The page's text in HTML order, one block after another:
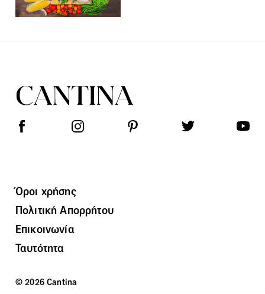
Όροι χρήσης
Πολιτική Απορρήτου
Επικοινωνία
Ταυτότητα
© 2026 Cantina